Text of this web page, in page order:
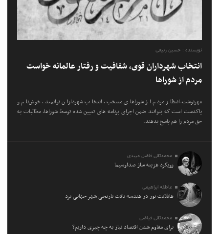
نویسنده : حسین ربیعی
انتخاب شهرداران قوی، شفافیت و رفتار عالمانه خواست
مردم از شوراها
مهرنوشت-انتظار مردم از شوراهای منتخب، انتخاب شهرداران توانمند، خوش‌نام و
پاکدست است که بتوانند ضمن اجرای برنامه های تعیین شده توسط شوراها، مطالبات به
حق مردم را هم پاسخ بدهند.
محمدتقی فاضل میبدی
رویکرد هزینه ساز صداوسیما
عاطفه ابراهیمی
هایلایت نور در هندسه بافت تاریخی شهر جهانی یزد
محمدتقی فیاضی
برای مقاوم شدن اقتصاد نیاز به چه چیزی داریم؟